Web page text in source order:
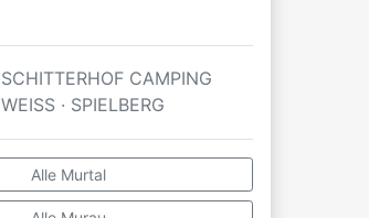
SCHITTERHOF CAMPING
WEISS · SPIELBERG
Alle Murtal